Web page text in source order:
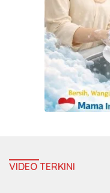
VIDEO TERKINI